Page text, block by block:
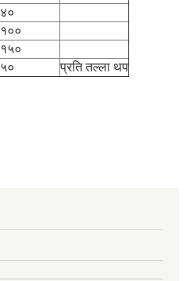
४०
१००
१५०
५० प्रति तल्ला थप